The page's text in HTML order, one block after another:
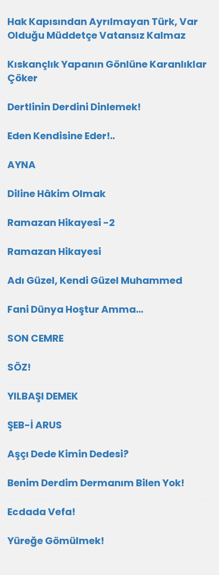
Hak Kapısından Ayrılmayan Türk, Var
Olduğu Müddetçe Vatansız Kalmaz
Kıskançlık Yapanın Gönlüne Karanlıklar
Çöker
Dertlinin Derdini Dinlemek!
Eden Kendisine Eder!..
AYNA
Diline Hâkim Olmak
Ramazan Hikayesi -2
Ramazan Hikayesi
Adı Güzel, Kendi Güzel Muhammed
Fani Dünya Hoştur Amma...
SON CEMRE
SÖZ!
YILBAŞI DEMEK
ŞEB-İ ARUS
Aşçı Dede Kimin Dedesi?
Benim Derdim Dermanım Bilen Yok!
Ecdada Vefa!
Yüreğe Gömülmek!